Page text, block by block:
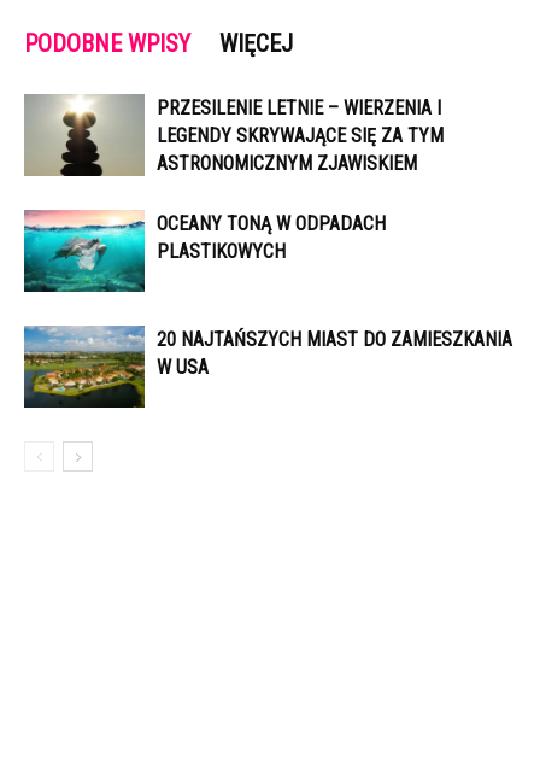
PODOBNE WPISY WIĘCEJ
PRZESILENIE LETNIE – WIERZENIA I
LEGENDY SKRYWAJĄCE SIĘ ZA TYM
ASTRONOMICZNYM ZJAWISKIEM
OCEANY TONĄ W ODPADACH
PLASTIKOWYCH
20 NAJTAŃSZYCH MIAST DO ZAMIESZKANIA
W USA